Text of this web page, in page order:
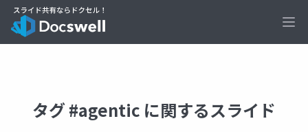
タグ #agentic に関するスライド